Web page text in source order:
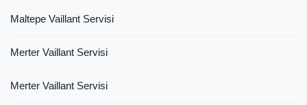
Maltepe Vaillant Servisi
Merter Vaillant Servisi
Merter Vaillant Servisi